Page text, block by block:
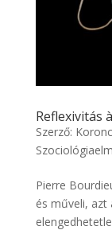
Reflexivitás
Szerző:
Pierre
és műveli,